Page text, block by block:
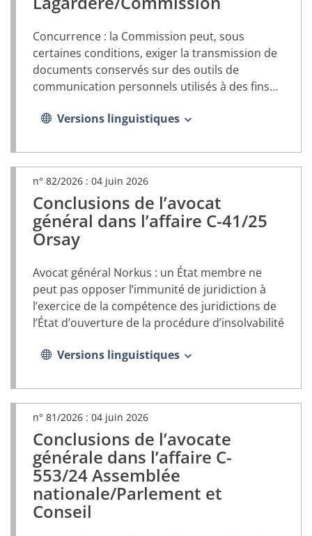
onglet)
Concurrence : la Commission peut, sous
certaines conditions, exiger la transmission de
documents conservés sur des outils de
communication personnels utilisés à des fins
Versions linguistiques
n° 82/2026 : 04 juin 2026
Conclusions de l’avocat
général dans l’affaire C-41/25
Orsay
(document
PDF,
s’ouvrira
dans
nouvel
onglet)
Avocat général Norkus : un État membre ne
peut pas opposer l’immunité de juridiction à
l’exercice de la compétence des juridictions de
l’État d’ouverture de la procédure d’insolvabilité
Versions linguistiques
n° 81/2026 : 04 juin 2026
Conclusions de l’avocate
générale dans l’affaire C-
553/24 Assemblée
nationale/Parlement et
Conseil
(document
PDF,
s’ouvrira
dans
un
nouvel
onglet)